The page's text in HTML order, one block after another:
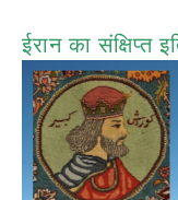
ईरान का संक्षिप्त